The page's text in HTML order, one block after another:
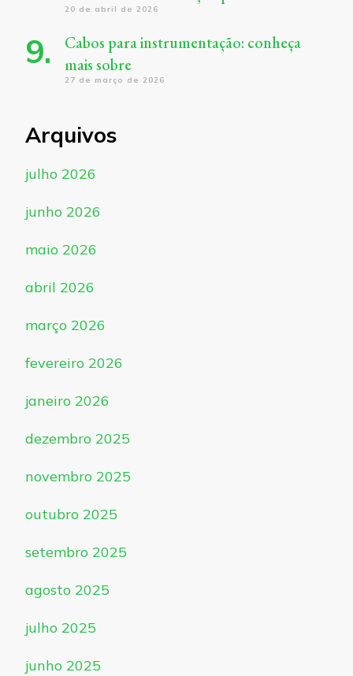
20 de abril de 2026
Cabos para instrumentação: conheça
mais sobre
27 de março de 2026
Arquivos
julho 2026
junho 2026
maio 2026
abril 2026
março 2026
fevereiro 2026
janeiro 2026
dezembro 2025
novembro 2025
outubro 2025
setembro 2025
agosto 2025
julho 2025
junho 2025